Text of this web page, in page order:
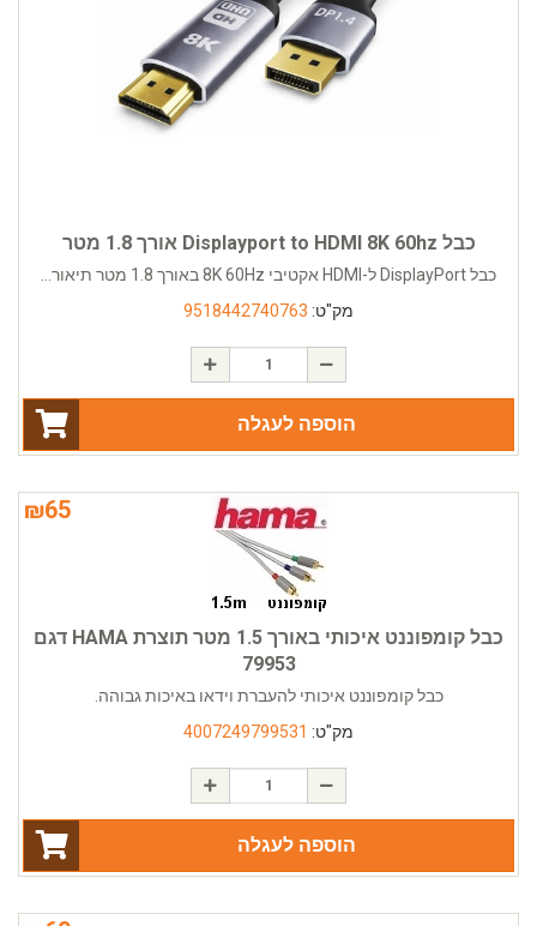
כבל Displayport to HDMI 8K 60hz אורך 1.8 מטר
כבל DisplayPort ל-HDMI אקטיבי 8K 60Hz באורך 1.8 מטר תיאור...
מק"ט: 9518442740763
הוספה לעגלה
₪65
כבל קומפוננט איכותי באורך 1.5 מטר תוצרת HAMA דגם
79953
כבל קומפוננט איכותי להעברת וידאו באיכות גבוהה.
מק"ט: 4007249799531
הוספה לעגלה